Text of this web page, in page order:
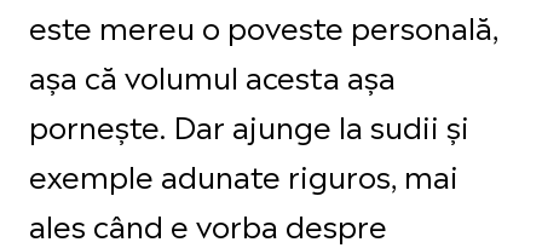
este mereu o poveste personală,
așa că volumul acesta așa
pornește. Dar ajunge la sudii și
exemple adunate riguros, mai
ales când e vorba despre